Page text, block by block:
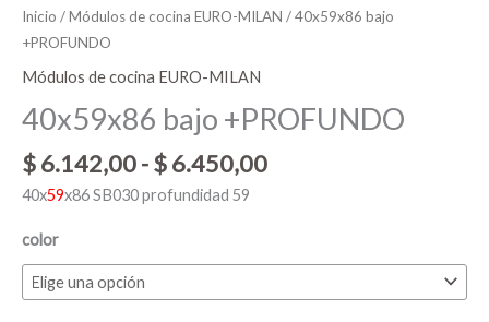
Inicio /Módulos de cocina EURO-MILAN / 40x59x86 bajo
+PROFUNDO
Módulos de cocina EURO-MILAN
40x59x86 bajo +PROFUNDO
$6.142,00-$6.450,00
40x59x86 SB030 profundidad 59
color